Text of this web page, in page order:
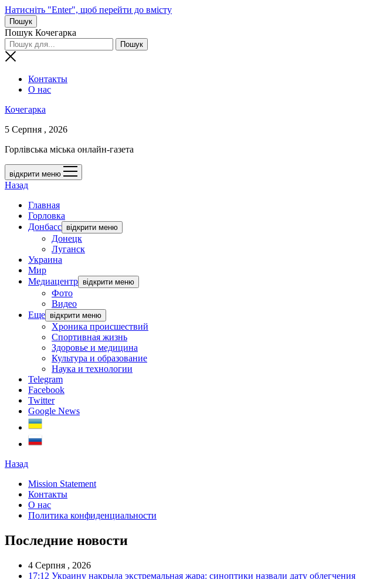
Натисніть "Enter", щоб перейти до вмісту
Пошук
Пошук Кочегарка
Контакты
О нас
Кочегарка
5 Серпня , 2026
Горлівська міська онлайн-газета
відкрити меню
Назад
Главная
Горловка
Донбасс відкрити меню
Донецк
Луганск
Украина
Мир
Медиацентр відкрити меню
Фото
Видео
Еще відкрити меню
Хроника происшествий
Спортивная жизнь
Здоровье и медицина
Культура и образование
Наука и технологии
Telegram
Facebook
Twitter
Google News
Назад
Mission Statement
Контакты
О нас
Политика конфиденциальности
Последние новости
4 Серпня , 2026
17:12 Украину накрыла экстремальная жара: синоптики назвали дату облегчения